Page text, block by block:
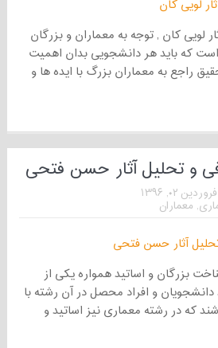
لویی کان , توجه به معماران و بزرگان
که باید هر دانشجویی بدان اهمیت
راجع به معماران بزرگ با ایده ها و
و تحلیل آثار حسن فتحی
فروردین ۰۲, ۱۳۹۶
, معماران
بزرگان و اساتید همواره یکی از
و افراد محصل در آن رشته با
که در رشته معماری نیز اساتید و